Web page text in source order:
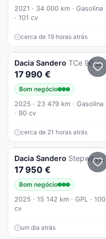
2021 · 34 000 km · Gasolina
· 101 cv
cerca de 19 horas atrás
Dacia Sandero TCe 90 Stepway Extreme
17 990 €
Bom negócio
2025 · 23 479 km · Gasolina
· 90 cv
cerca de 21 horas atrás
Dacia Sandero Stepway Extreme + Eco-G
17 950 €
Bom negócio
2025 · 15 142 km · GPL · 100
cv
um dia atrás